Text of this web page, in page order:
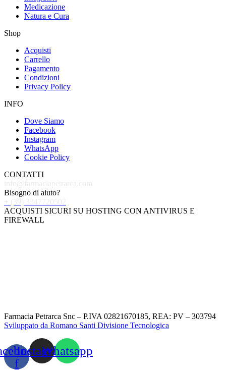
Medicazione
Natura e Cura
Shop
Acquisti
Carrello
Pagamento
Condizioni
Privacy Policy
INFO
Dove Siamo
Facebook
Instagram
WhatsApp
Cookie Policy
CONTATTI
Bisogno di aiuto?
ACQUISTI SICURI SU HOSTING CON ANTIVIRUS E
FIREWALL
Farmacia Petrarca Snc – P.IVA 02821670185, REA: PV – 303794
Sviluppato da Romano Santi Divisione Tecnologica
f
InstagramWhatsapp